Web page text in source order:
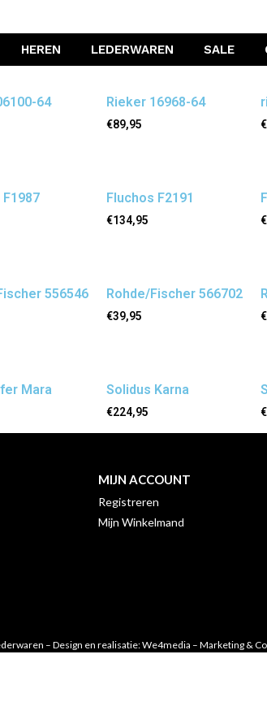
HEREN LEDERWAREN SALE
64 Rieker 16968-64
€89,95 €
Fluchos F2191
€134,95 €
556546 Rohde/Fischer 566702
€39,95 €
Mara Solidus Karna
€224,95 €
MIJN ACCOUNT
Registreren
Mijn Winkelmand
– Design en realisatie:We4media – Marketing &